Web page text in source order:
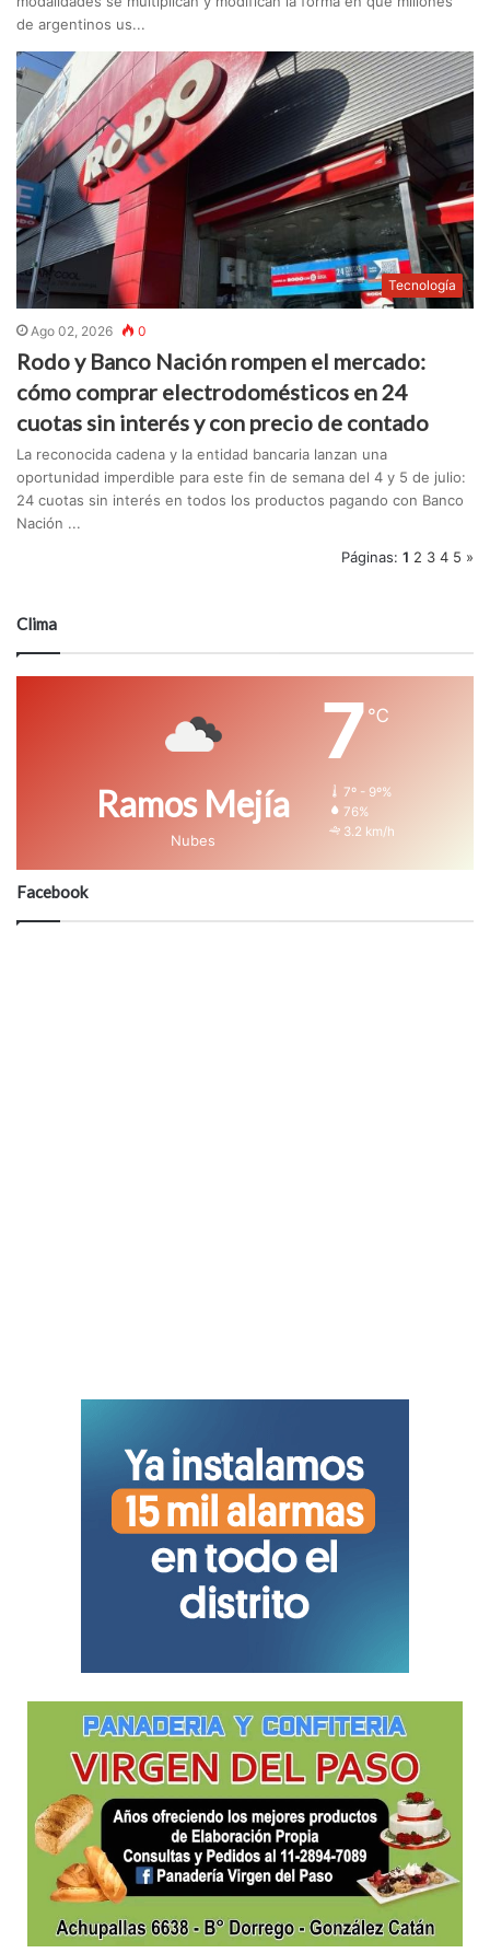
de argentinos us...
Tecnología
Ago 02, 2026 0
Rodo y Banco Nación rompen el mercado:
cómo comprar electrodomésticos en 24
cuotas sin interés y con precio de contado
La reconocida cadena y la entidad bancaria lanzan una
oportunidad imperdible para este fin de semana del 4 y 5 de julio:
24 cuotas sin interés en todos los productos pagando con Banco
Nación ...
Páginas: 1 2 3 4 5 »
Clima
Ramos Mejía
Nubes
7 ℃
7º - 9º%
76%
3.2 km/h
Facebook